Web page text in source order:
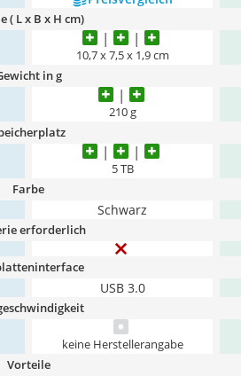
( L x B x H cm)
10,7 x 7,5 x 1,9 cm
in g
210 g
5 TB
Farbe
Schwarz
erforderlich
USB 3.0
keine Herstellerangabe
Vorteile